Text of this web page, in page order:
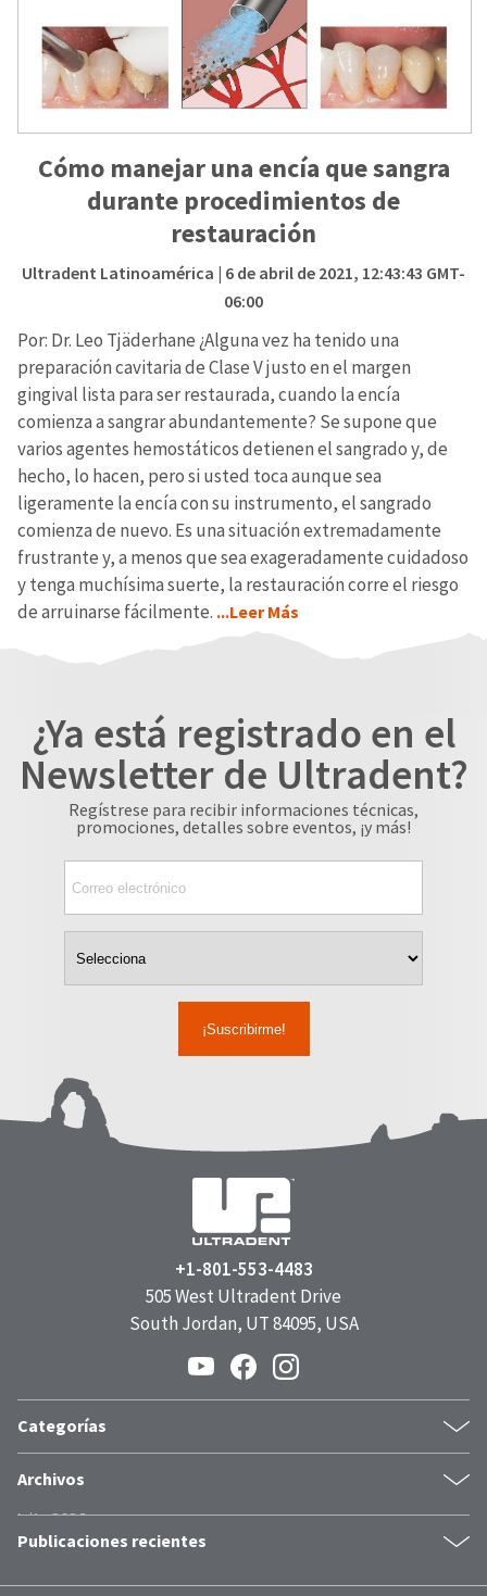
Cómo manejar una encía que sangra
durante procedimientos de
restauración
Ultradent Latinoamérica | 6 de abril de 2021, 12:43:43 GMT-
06:00
Por: Dr. Leo Tjäderhane ¿Alguna vez ha tenido una
preparación cavitaria de Clase V justo en el margen
gingival lista para ser restaurada, cuando la encía
comienza a sangrar abundantemente? Se supone que
varios agentes hemostáticos detienen el sangrado y, de
hecho, lo hacen, pero si usted toca aunque sea
ligeramente la encía con su instrumento, el sangrado
comienza de nuevo. Es una situación extremadamente
frustrante y, a menos que sea exageradamente cuidadoso
y tenga muchísima suerte, la restauración corre el riesgo
de arruinarse fácilmente. ...Leer Más
¿Ya está registrado en el
Newsletter de Ultradent?
Regístrese para recibir informaciones técnicas,
promociones, detalles sobre eventos, ¡y más!
+1-801-553-4483
505 West Ultradent Drive
South Jordan, UT 84095, USA
Categorías
Fotopolimerización
Casos Clínicos
Grabado y Adhesión
Archivos
julio 2026
junio 2026
Publicaciones recientes
Sensibilidad dental: del "es normal" al "podemos prevenirla"